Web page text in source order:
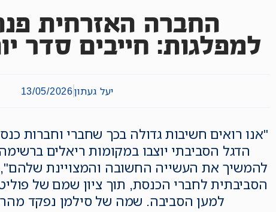
החברה האזרחית
למפלגות: חייבים סדר
יעל געתון13/05/2026
"אנו רואים חשיבות גדולה בכך שחברי וחברות
הדגל הסביבתי יוצבו במקומות ריאלים
להמשיך את העשייה החשובה והמצויינת
הסביבתית לחברי הכנסת, תוך ציון שמם של
למען הסביבה. שמה של סילמן נפקד